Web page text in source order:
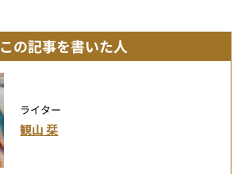
この記事を書いた人
ライター
観山 栞